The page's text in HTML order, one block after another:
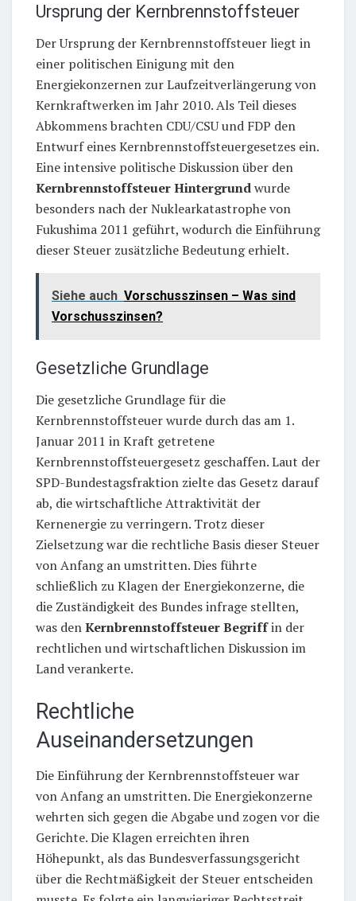
Ursprung der Kernbrennstoffsteuer
Der Ursprung der Kernbrennstoffsteuer liegt in
einer politischen Einigung mit den
Energiekonzernen zur Laufzeitverlängerung von
Kernkraftwerken im Jahr 2010. Als Teil dieses
Abkommens brachten CDU/CSU und FDP den
Entwurf eines Kernbrennstoffsteuergesetzes ein.
Eine intensive politische Diskussion über den
Kernbrennstoffsteuer Hintergrundwurde
besonders nach der Nuklearkatastrophe von
Fukushima 2011 geführt, wodurch die Einführung
dieser Steuer zusätzliche Bedeutung erhielt.
Siehe auch Vorschusszinsen – Was sind
Vorschusszinsen?
Gesetzliche Grundlage
Die gesetzliche Grundlage für die
Kernbrennstoffsteuer wurde durch das am 1.
Januar 2011 in Kraft getretene
Kernbrennstoffsteuergesetz geschaffen. Laut der
SPD-Bundestagsfraktion zielte das Gesetz darauf
ab, die wirtschaftliche Attraktivität der
Kernenergie zu verringern. Trotz dieser
Zielsetzung war die rechtliche Basis dieser Steuer
von Anfang an umstritten. Dies führte
schließlich zu Klagen der Energiekonzerne, die
die Zuständigkeit des Bundes infrage stellten,
was denKernbrennstoffsteuer Begriffin der
rechtlichen und wirtschaftlichen Diskussion im
Land verankerte.
Rechtliche
Auseinandersetzungen
Die Einführung der Kernbrennstoffsteuer war
von Anfang an umstritten. Die Energiekonzerne
wehrten sich gegen die Abgabe und zogen vor die
Gerichte. Die Klagen erreichten ihren
Höhepunkt, als das Bundesverfassungsgericht
über die Rechtmäßigkeit der Steuer entscheiden